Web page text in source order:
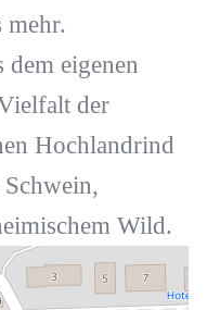
dem eigenen
der
Hochlandrind
Wild.